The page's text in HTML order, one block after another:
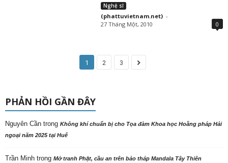
Nghệ sĩ
(phattuvietnam.net) -
27 Tháng Một, 2010
0
1 2 3
PHẢN HỒI GẦN ĐÂY
Nguyên Cần trong Không khí chuẩn bị cho Tọa đàm Khoa học Hoằng pháp Hải
ngoại năm 2025 tại Huế
Trần Minh trong Mở tranh Phật, cầu an trên bảo tháp Mandala Tây Thiên